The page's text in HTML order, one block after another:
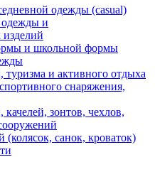
одежды (casual)
одежды и
и школьной формы
и активного отдыха
снаряжения,
зонтов, чехлов,
(колясок, санок, кроваток)